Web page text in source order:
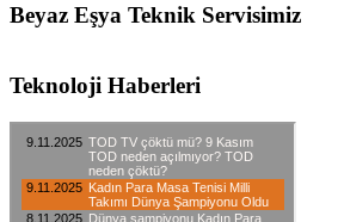
Beyaz Eşya Teknik Servisimiz
Teknoloji Haberleri